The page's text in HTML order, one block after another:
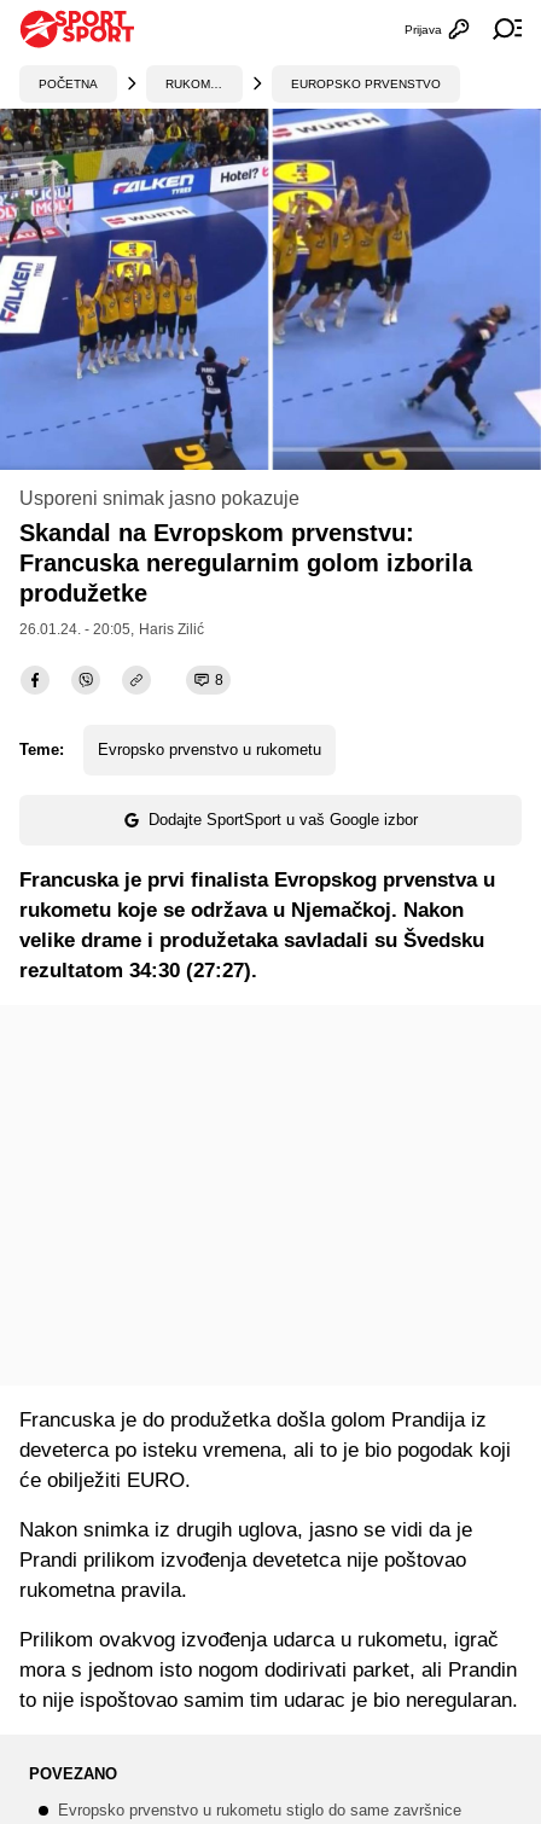
Otvori
Prijava
POČETNA EUROPSKO PRVENSTVO
Usporeni snimak jasno pokazuje
Skandal na Evropskom prvenstvu:
Francuska neregularnim golom izborila
produžetke
26.01.24. - 20:05, Haris Zilić
8
Teme: Evropsko prvenstvo u rukometu
Dodajte SportSport u vaš Google izbor
Francuska je prvi finalista Evropskog prvenstva u
rukometu koje se održava u Njemačkoj. Nakon
velike drame i produžetaka savladali su Švedsku
rezultatom 34:30 (27:27).
Francuska je do produžetka došla golom Prandija iz
deveterca po isteku vremena, ali to je bio pogodak koji
će obilježiti EURO.
Nakon snimka iz drugih uglova, jasno se vidi da je
Prandi prilikom izvođenja devetetca nije poštovao
rukometna pravila.
Prilikom ovakvog izvođenja udarca u rukometu, igrač
mora s jednom isto nogom dodirivati parket, ali Prandin
to nije ispoštovao samim tim udarac je bio neregularan.
POVEZANO
Evropsko prvenstvo u rukometu stiglo do same završnice